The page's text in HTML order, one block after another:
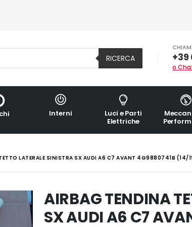
RICERCA +39
o
Interni
Luci e Parti
Elettriche
LATERALE SINISTRA SX AUDI A6 C7 AVANT 4G9880741B (14/
AIRBAG TENDINA
SX AUDI A6 C7